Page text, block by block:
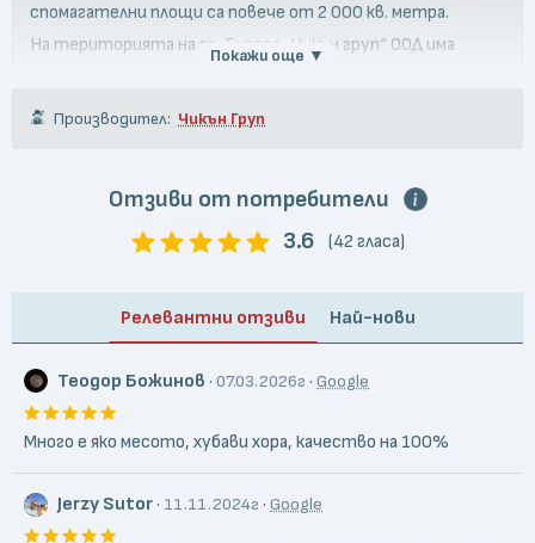
спомагателни площи са повече от 2 000 кв. метра.
На територията на гр. Бургас „Чикън груп“ ООД има
изградена и собствена мрежа от фирмени магазини, в
варено-пушени и печени продукти от пилешко месо.
Покажи още ▼
Производител: Чикън Груп
Отзиви от потребители
3.6
(42 гласа)
Релевантни отзиви Най-нови
Теодор Божинов · 07.03.2026г · Google
Много е яко месото, хубави хора, качество на 100%
Jerzy Sutor· 11.11.2024г · Google